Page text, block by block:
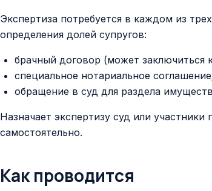
Экспертиза потребуется в каждом из
определения долей супругов:
брачный договор (может заключиться
специальное нотариальное
обращение в суд для раздела
Назначает экспертизу суд или
самостоятельно.
Как проводится